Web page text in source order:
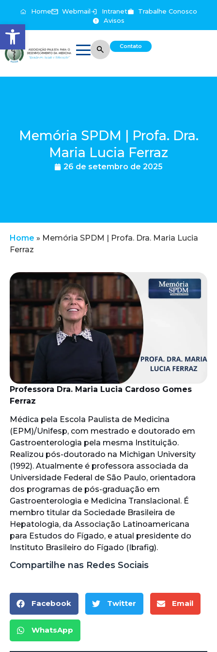
Abrir a barra de ferramentas
Home Webmail Intranet
Trabalhe Conosco
Avisos
Contato
Memória SPDM | Profa. Dra.
Maria Lucia Ferraz
26 de setembro de 2025
Home » Memória SPDM | Profa. Dra. Maria Lucia
Ferraz
Professora Dra. Maria Lucia Cardoso Gomes
Ferraz
Médica pela Escola Paulista de Medicina
(EPM)/Unifesp, com mestrado e doutorado em
Gastroenterologia pela mesma Instituição.
Realizou pós-doutorado na Michigan University
(1992). Atualmente é professora associada da
Universidade Federal de São Paulo, orientadora
dos programas de pós-graduação em
Gastroenterologia e Medicina Translacional. É
membro titular da Sociedade Brasileira de
Hepatologia, da Associação Latinoamericana
para Estudos do Fígado, e atual presidente do
Instituto Brasileiro do Fígado (Ibrafig).
Compartilhe nas Redes Sociais
Facebook Twitter Email
WhatsApp